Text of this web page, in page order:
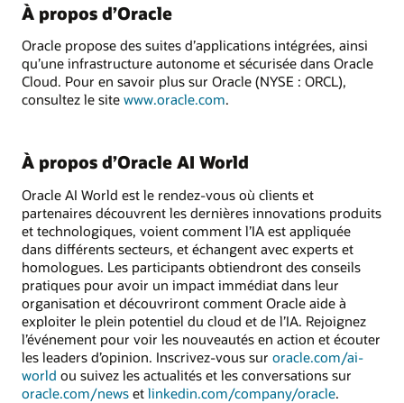
À propos d’Oracle
Oracle propose des suites d’applications intégrées, ainsi
qu’une infrastructure autonome et sécurisée dans Oracle
Cloud. Pour en savoir plus sur Oracle (NYSE : ORCL),
consultez le site www.oracle.com.
À propos d’Oracle AI World
Oracle AI World est le rendez-vous où clients et
partenaires découvrent les dernières innovations produits
et technologiques, voient comment l’IA est appliquée
dans différents secteurs, et échangent avec experts et
homologues. Les participants obtiendront des conseils
pratiques pour avoir un impact immédiat dans leur
organisation et découvriront comment Oracle aide à
exploiter le plein potentiel du cloud et de l’IA. Rejoignez
l’événement pour voir les nouveautés en action et écouter
les leaders d’opinion. Inscrivez-vous sur oracle.com/ai-
world ou suivez les actualités et les conversations sur
oracle.com/news et linkedin.com/company/oracle.